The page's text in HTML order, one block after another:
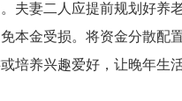
夫妻二人应提前规划好养
本金受损。将资金分散配
培养兴趣爱好，让晚年生